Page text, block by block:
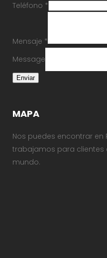
Teléfono *
Mensaje *
Message
Enviar
MAPA
Nos puedes encontrar en
trabajamos para clientes
mundo.